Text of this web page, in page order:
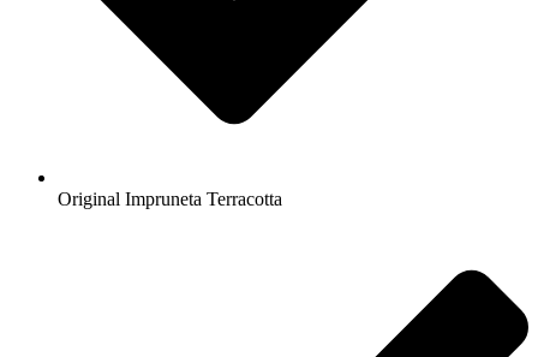
Original Impruneta Terracotta